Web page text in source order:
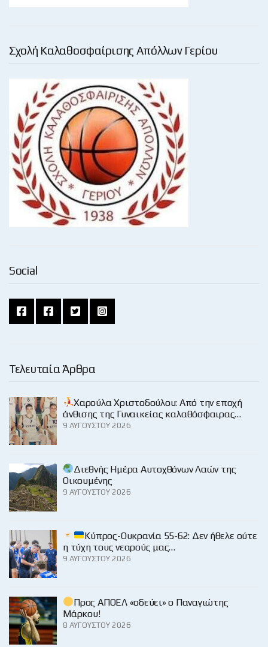
Σχολή Καλαθοσφαίρισης Απόλλων Γερίου
Social
Τελευταία Άρθρα
Χαρούλα Χριστοδούλου: Από την εποχή
άνθισης της Γυναικείας καλαθόσφαιρας…
9 ΑΥΓΟΎΣΤΟΥ 2026
Διεθνής Ημέρα Αυτοχθόνων Λαών της
Οικουμένης
9 ΑΥΓΟΎΣΤΟΥ 2026
Κύπρος-Ουκρανία 55-62: Δεν ήθελε ούτε
η τύχη τους νεαρούς μας…
9 ΑΥΓΟΎΣΤΟΥ 2026
Προς ΑΠΟΕΛ «οδεύει» ο Παναγιώτης
Μάρκου!
8 ΑΥΓΟΎΣΤΟΥ 2026